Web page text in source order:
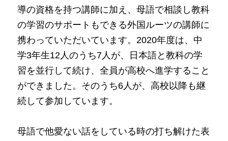
導の資格を持つ講師に加え、母語で相談し教科
の学習のサポートもできる外国ルーツの講師に
携わっていただいています。2020年度は、中
学3年生12人のうち7人が、日本語と教科の学
習を並行して続け、全員が高校へ進学すること
ができました。そのうち6人が、高校以降も継
続して参加しています。
母語で他愛ない話をしている時の打ち解けた表